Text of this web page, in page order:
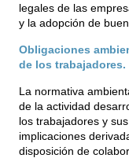
legales de las
y la adopción de
Obligaciones
de los trabajadores.
La normativa
de la actividad
los trabajadores y
implicaciones
disposición de